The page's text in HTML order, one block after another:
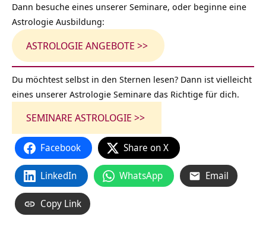
Dann besuche eines unserer Seminare, oder beginne eine
Astrologie Ausbildung:
ASTROLOGIE ANGEBOTE >>
Du möchtest selbst in den Sternen lesen? Dann ist vielleicht
eines unserer Astrologie Seminare das Richtige für dich.
SEMINARE ASTROLOGIE >>
Facebook Share on X
LinkedIn WhatsApp Email
Copy Link